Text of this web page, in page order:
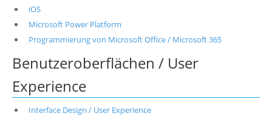
iOS
Microsoft Power Platform
Programmierung von Microsoft Office / Microsoft 365
Benutzeroberflächen / User
Experience
Interface Design / User Experience